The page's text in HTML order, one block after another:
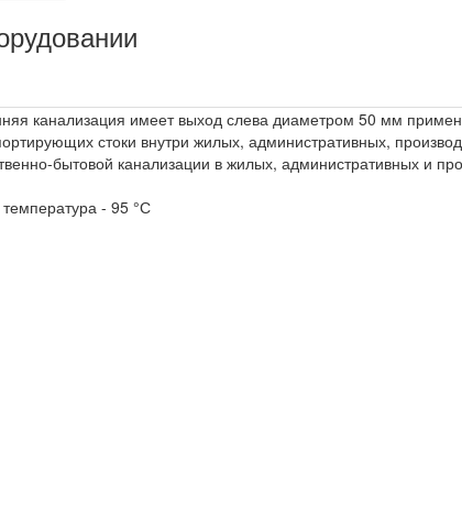
канализация имеет выход слева диаметром 50 мм
стоки внутри жилых, административных,
бытовой канализации в жилых, административных и
- 95 °С